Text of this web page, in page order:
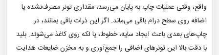
واقع، وقتی عملیات چاپ به پایان می‌رسد، مقداری تونر مصرف‌نشده یا
اضافه روی سطح درام باقی می‌ماند. اگر این ذرات باقی بمانند، در
چاپ‌های بعدی باعث ایجاد سایه، خطوط، یا لکه روی کاغذ می‌شوند. بلید
با دقت بالا این تونرهای اضافی را جمع‌آوری و به مخزن ضایعات هدایت